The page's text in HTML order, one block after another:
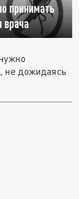
принимать
врача
не дожидаясь